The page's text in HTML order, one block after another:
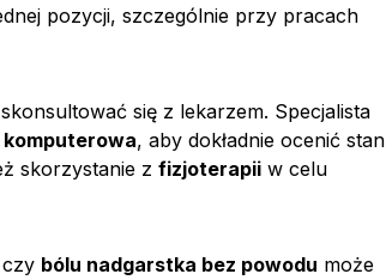
pozycji, szczególnie przy pracach
się z lekarzem. Specjalista
, aby dokładnie ocenić stan
skorzystanie z fizjoterapii w celu
czy bólu nadgarstka bez powodu może